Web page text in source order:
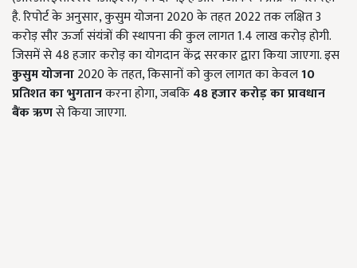
है. रिपोर्ट के अनुसार, कुसुम योजना 2020 के तहत 2022 तक लक्षित 3
करोड़ सौर ऊर्जा संयंत्रों की स्थापना की कुल लागत 1.4 लाख करोड़ होगी.
जिसमें से 48 हजार करोड़ का योगदान केंद्र सरकार द्वारा किया जाएगा. इस
कुसुम योजना2020 के तहत, किसानों को कुल लागत का केवल10
प्रतिशत का भुगतानकरना होगा, जबकि48हजार करोड़ का प्रावधान
बैंक ऋणसे किया जाएगा.